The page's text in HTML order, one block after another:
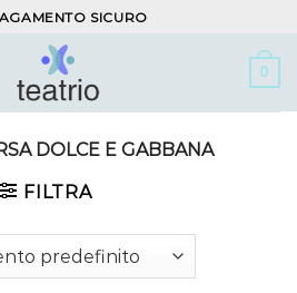
SICURO
0
DOLCE E GABBANA
FILTRA